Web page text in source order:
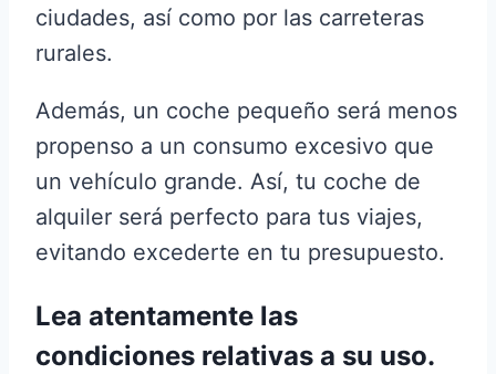
ciudades, así como por las carreteras
rurales.
Además, un coche pequeño será menos
propenso a un consumo excesivo que
un vehículo grande. Así, tu coche de
alquiler será perfecto para tus viajes,
evitando excederte en tu presupuesto.
Lea atentamente las
condiciones relativas a su uso.